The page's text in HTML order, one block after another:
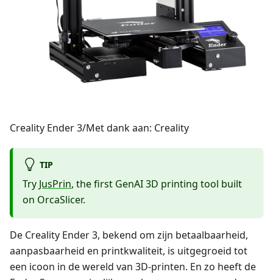
Creality Ender 3/Met dank aan: Creality
TIP
Try JusPrin, the first GenAI 3D printing tool built
on OrcaSlicer.
De Creality Ender 3, bekend om zijn betaalbaarheid,
aanpasbaarheid en printkwaliteit, is uitgegroeid tot
een icoon in de wereld van 3D-printen. En zo heeft de